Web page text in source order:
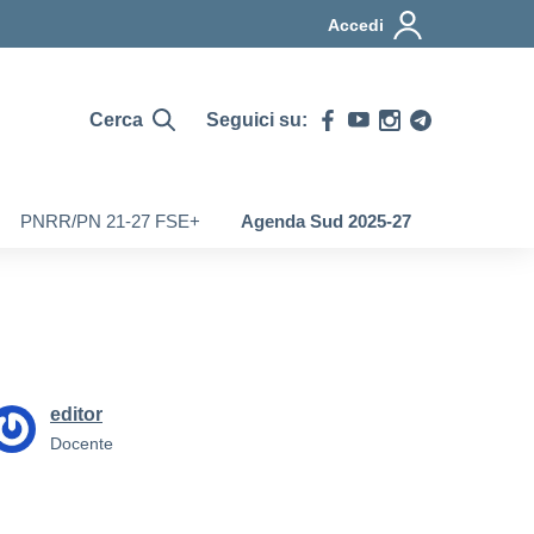
Accedi
Cerca Seguici su:
PNRR/PN 21-27 FSE+ Agenda Sud 2025-27
editor
Docente